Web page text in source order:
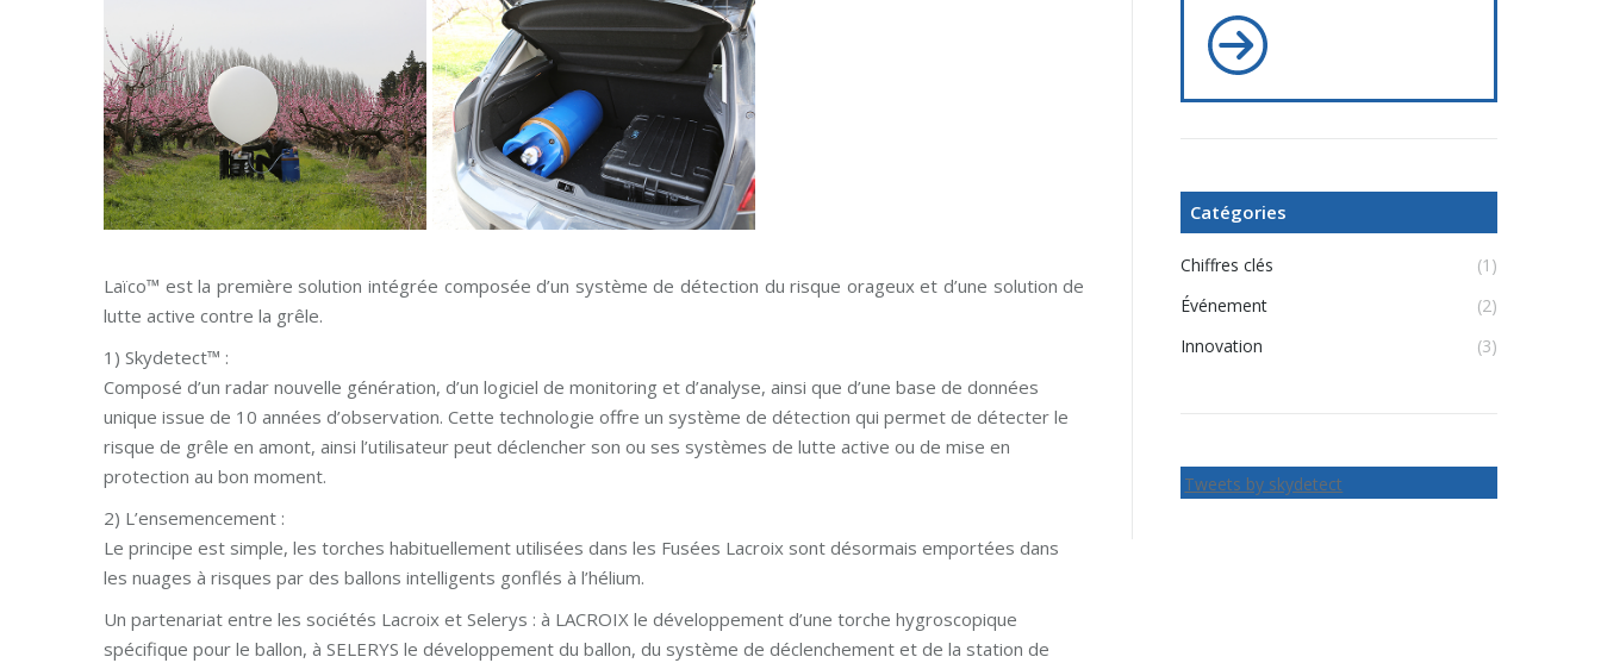
Laïco™ est la première solution intégrée composée d’un système de détection du risque orageux et d’une solution de
lutte active contre la grêle.
1) Skydetect™ :
Composé d’un radar nouvelle génération, d’un logiciel de monitoring et d’analyse, ainsi que d’une base de données
unique issue de 10 années d’observation. Cette technologie offre un système de détection qui permet de détecter le
risque de grêle en amont, ainsi l’utilisateur peut déclencher son ou ses systèmes de lutte active ou de mise en
protection au bon moment.
2) L’ensemencement :
Le principe est simple, les torches habituellement utilisées dans les Fusées Lacroix sont désormais emportées dans
les nuages à risques par des ballons intelligents gonflés à l’hélium.
Un partenariat entre les sociétés Lacroix et Selerys : à LACROIX le développement d’une torche hygroscopique
spécifique pour le ballon, à SELERYS le développement du ballon, du système de déclenchement et de la station de
Catégories
Chiffres clés
(1)
Événement
(2)
Innovation
(3)
Tweets by skydetect